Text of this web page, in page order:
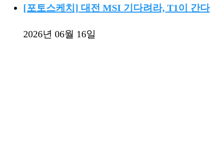
[포토스케치] 대전 MSI 기다려라, T1이 간다
2026년 06월 16일